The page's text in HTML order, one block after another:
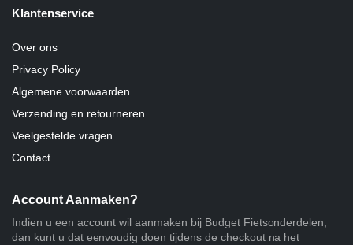
Klantenservice
Over ons
Privacy Policy
Algemene voorwaarden
Verzending en retourneren
Veelgestelde vragen
Contact
Account Aanmaken?
Indien u een account wil aanmaken bij Budget Fietsonderdelen,
dan kunt u dat eenvoudig doen tijdens de checkout na het